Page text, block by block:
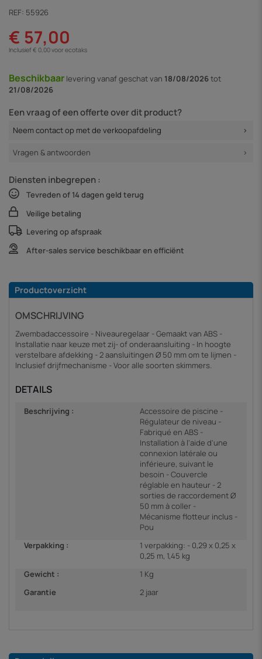
REF: 55926
€ 57,00
Inclusief € 0,00 voor ecotaks
Beschikbaar levering vanafgeschat van 18/08/2026tot
21/08/2026
Een vraag of een offerte over dit product?
Neem contact op met de verkoopafdeling
Vragen & antwoorden
Diensten inbegrepen :
Tevreden of 14 dagen geld terug
Veilige betaling
Levering op afspraak
After-sales service beschikbaar en efficiënt
Productoverzicht
OMSCHRIJVING
Zwembadaccessoire - Niveauregelaar - Gemaakt van ABS -
Installatie naar keuze met zij- of onderaansluiting - In hoogte
verstelbare afdekking - 2 aansluitingen Ø 50 mm om te lijmen -
Inclusief drijfmechanisme - Voor alle soorten skimmers.
DETAILS
Beschrijving :
Accessoire de piscine -
Régulateur de niveau -
Fabriqué en ABS -
Installation à l'aide d'une
connexion latérale ou
inférieure, suivant le
besoin - Couvercle
réglable en hauteur - 2
sorties de raccordement Ø
50 mm à coller -
Mécanisme flotteur inclus -
Pou
Verpakking :
1 verpakking: - 0,29 x 0,25 x
0,25 m, 1,45 kg
Gewicht :
1 Kg
Garantie
2 jaar